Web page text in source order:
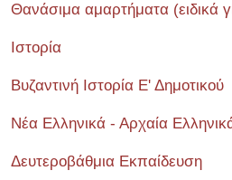
Θανάσιμα αμαρτήματα (ειδικά
Ιστορία
Βυζαντινή Ιστορία Ε' Δημοτικού
Νέα Ελληνικά - Αρχαία
Δευτεροβάθμια Εκπαίδευση